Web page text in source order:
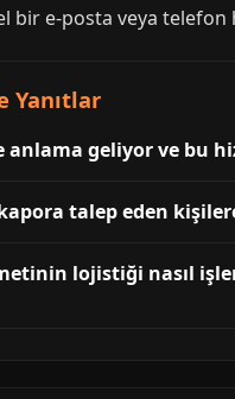
e-posta veya telefon
Yanıtlar
anlama geliyor ve bu
talep eden
lojistiği nasıl